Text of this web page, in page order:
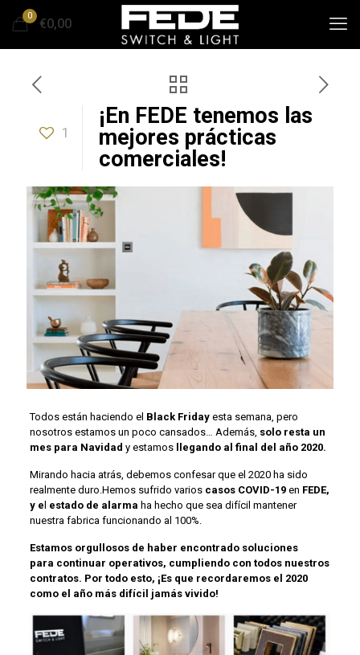
0
€0,00
1
¡En FEDE tenemos las
mejores prácticas
comerciales!
Todos están haciendo el Black Friday esta semana, pero
nosotros estamos un poco cansados… Además, solo resta un
mes para Navidad y estamos llegando al final del año 2020.
Mirando hacia atrás, debemos confesar que el 2020 ha sido
realmente duro.Hemos sufrido varios casos COVID-19en FEDE,
y e estado de alarma ha hecho que sea difícil mantener
nuestra fabrica funcionando al 100%.
Estamos orgullosos de haber encontrado soluciones
para continuar operativos, cumpliendo con todos nuestros
contratos. Por todo esto, ¡Es que recordaremos el 2020
como el año más difícil jamás vivido!